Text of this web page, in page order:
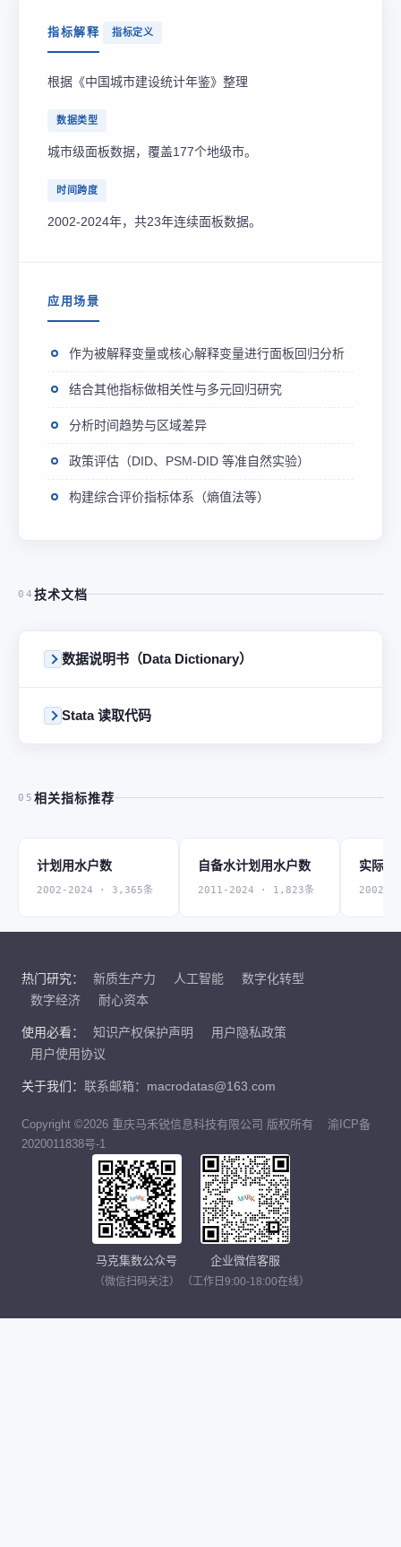
指标解释 指标定义
根据《中国城市建设统计年鉴》整理
数据类型
城市级面板数据，覆盖177个地级市。
时间跨度
2002-2024年，共23年连续面板数据。
应用场景
作为被解释变量或核心解释变量进行面板回归分析
结合其他指标做相关性与多元回归研究
分析时间趋势与区域差异
政策评估（DID、PSM-DID 等准自然实验）
构建综合评价指标体系（熵值法等）
04 技术文档
数据说明书（Data Dictionary）
Stata 读取代码
05 相关指标推荐
计划用水户数
2002-2024 · 3,365条
自备水计划用水户数
2011-2024 · 1,823条
实际用
2002-
热门研究： 新质生产力 人工智能
数字化转型
数字经济
耐心资本
使用必看： 知识产权保护声明
用户隐私政策
用户使用协议
关于我们： 联系邮箱：macrodatas@163.com
Copyright ©2026 重庆马禾锐信息科技有限公司 版权所有
渝ICP备
2020011838号-1
马克集数公众号
（微信扫码关注）
企业微信客服
（工作日9:00-18:00在线）